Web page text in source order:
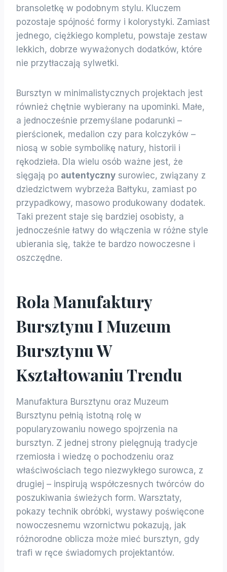
bransoletkę w podobnym stylu. Kluczem
pozostaje spójność formy i kolorystyki. Zamiast
jednego, ciężkiego kompletu, powstaje zestaw
lekkich, dobrze wyważonych dodatków, które
nie przytłaczają sylwetki.
Bursztyn w minimalistycznych projektach jest
również chętnie wybierany na upominki. Małe,
a jednocześnie przemyślane podarunki –
pierścionek, medalion czy para kolczyków –
niosą w sobie symbolikę natury, historii i
rękodzieła. Dla wielu osób ważne jest, że
sięgają po autentyczny surowiec, związany z
dziedzictwem wybrzeża Bałtyku, zamiast po
przypadkowy, masowo produkowany dodatek.
Taki prezent staje się bardziej osobisty, a
jednocześnie łatwy do włączenia w różne style
ubierania się, także te bardzo nowoczesne i
oszczędne.
Rola Manufaktury
Bursztynu I Muzeum
Bursztynu W
Kształtowaniu Trendu
Manufaktura Bursztynu oraz Muzeum
Bursztynu pełnią istotną rolę w
popularyzowaniu nowego spojrzenia na
bursztyn. Z jednej strony pielęgnują tradycje
rzemiosła i wiedzę o pochodzeniu oraz
właściwościach tego niezwykłego surowca, z
drugiej – inspirują współczesnych twórców do
poszukiwania świeżych form. Warsztaty,
pokazy technik obróbki, wystawy poświęcone
nowoczesnemu wzornictwu pokazują, jak
różnorodne oblicza może mieć bursztyn, gdy
trafi w ręce świadomych projektantów.